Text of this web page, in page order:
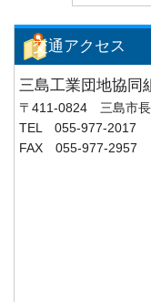
交通アクセス
三島工業団地協同
〒411-0824 三島市
TEL 055-977-2017
FAX 055-977-2957